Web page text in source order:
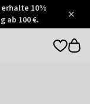
erhalte 10%
ab 100 €.